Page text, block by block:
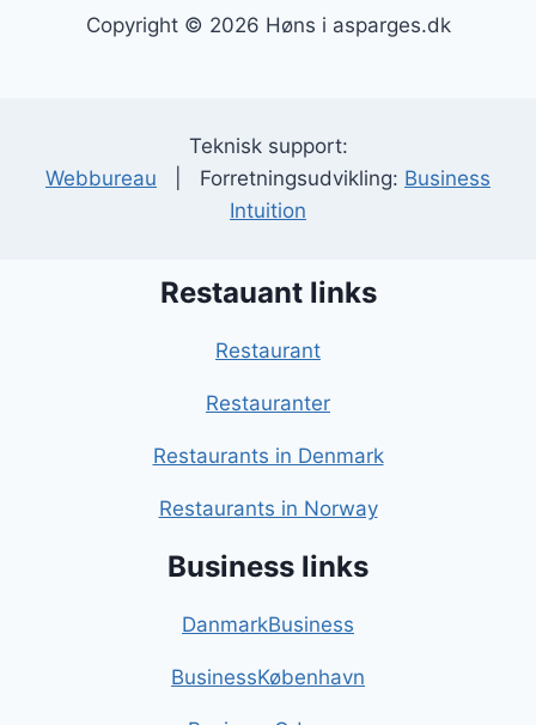
Copyright © 2026 Høns i asparges.dk
Teknisk support:
Webbureau | Forretningsudvikling: Business
Intuition
Restauant links
Restaurant
Restauranter
Restaurants in Denmark
Restaurants in Norway
Business links
DanmarkBusiness
BusinessKøbenhavn